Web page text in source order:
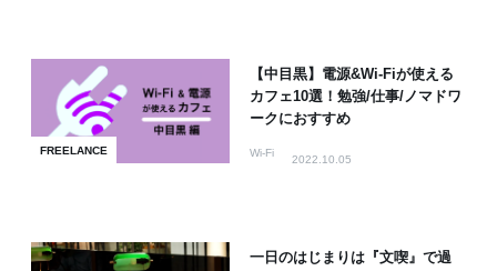
FREELANCE
【中目黒】電源&Wi-Fiが使える
カフェ10選！勉強/仕事/ノマドワ
ークにおすすめ
Wi-Fi
2022.10.05
一日のはじまりは『文喫』で過